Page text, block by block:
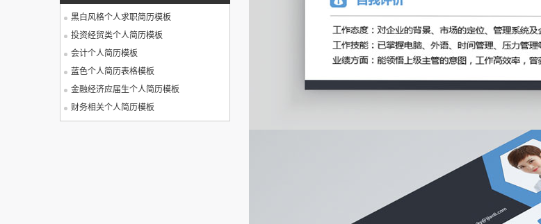
黑白风格个人求职简历模板
投资经贸类个人简历模板
会计个人简历模板
蓝色个人简历表格模板
金融经济应届生个人简历模板
财务相关个人简历模板